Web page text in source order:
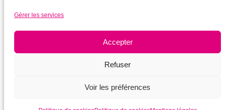
Gérer les services
Accepter
Refuser
Voir les préférences